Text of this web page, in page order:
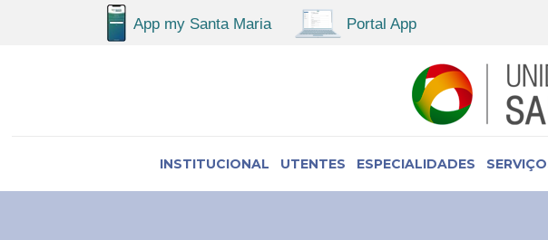
INSTITUCIONAL UTENTES ESPECIALIDADES